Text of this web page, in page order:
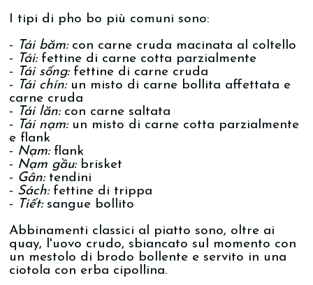
I tipi di pho bo più comuni sono:
- Tái băm:con carne cruda macinata al coltello
- Tái:fettine di carne cotta parzialmente
- Tái sống:fettine di carne cruda
- Tái chín:un misto di carne bollita affettata e
carne cruda
- Tái lăn:con carne saltata
- Tái nạm:un misto di carne cotta parzialmente
e flank
- Nạm:flank
- Nạm gầu:brisket
- Gân:tendini
- Sách:fettine di trippa
- Tiết:sangue bollito
Abbinamenti classici al piatto sono, oltre ai
quay, l'uovo crudo, sbiancato sul momento con
un mestolo di brodo bollente e servito in una
ciotola con erba cipollina.